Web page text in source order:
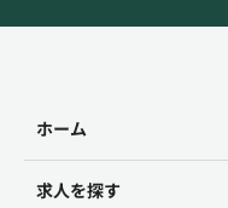
ホーム
求人を探す